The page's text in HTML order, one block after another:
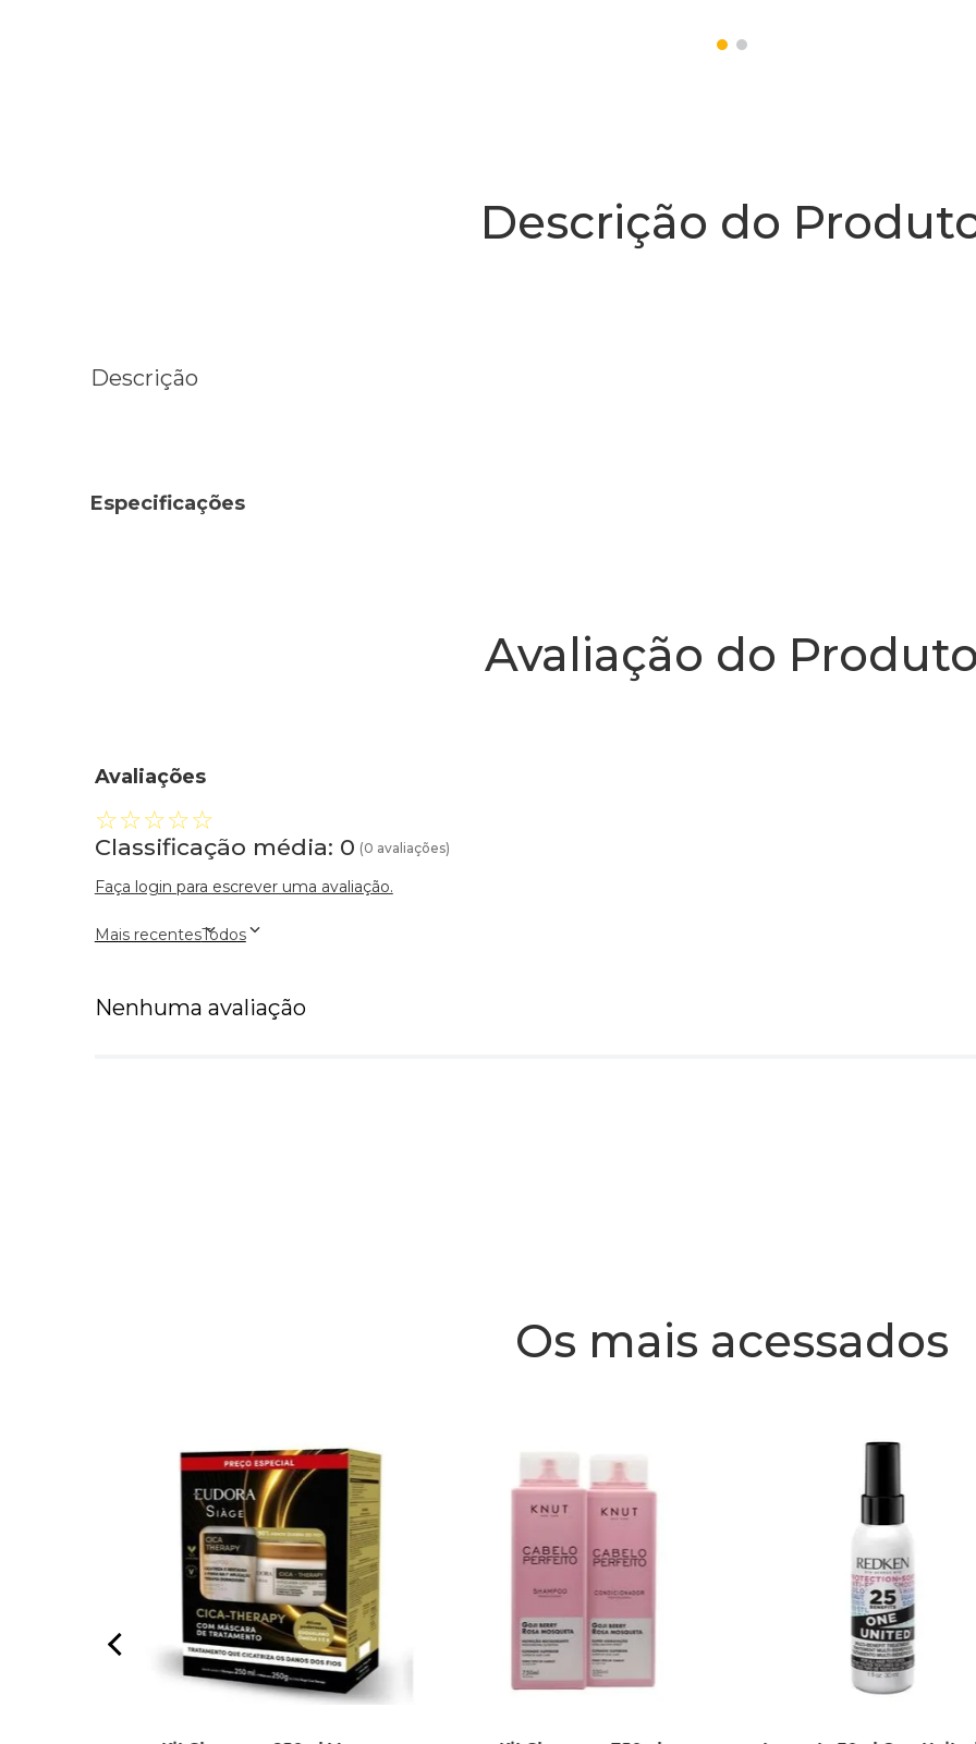
Descrição do
Descrição
Especificações
Avaliação do
Avaliações
☆☆☆☆☆
Classificação média: 0 (0 avaliações)
Faça login para escrever uma avaliação.
Mais recentesTodos
Nenhuma avaliação
Os mais acessados